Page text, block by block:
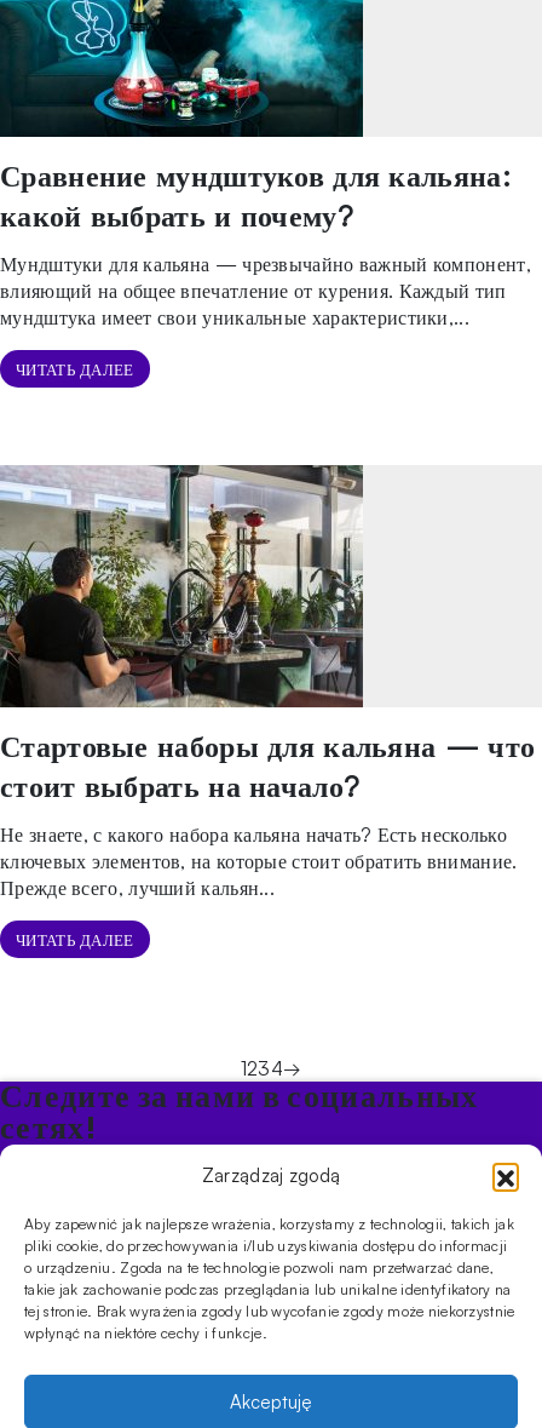
Zarządzaj zgodą
Aby zapewnić jak najlepsze wrażenia, korzystamy z technologii, takich jak
pliki cookie, do przechowywania i/lub uzyskiwania dostępu do informacji
o urządzeniu. Zgoda na te technologie pozwoli nam przetwarzać dane,
takie jak zachowanie podczas przeglądania lub unikalne identyfikatory na
tej stronie. Brak wyrażenia zgody lub wycofanie zgody może niekorzystnie
wpłynąć na niektóre cechy i funkcje.
Akceptuję
Сравнение мундштуков для кальяна:
какой выбрать и почему?
Мундштуки для кальяна — чрезвычайно важный компонент,
влияющий на общее впечатление от курения. Каждый тип
мундштука имеет свои уникальные характеристики,...
ЧИТАТЬ ДАЛЕЕ
Стартовые наборы для кальяна — что
стоит выбрать на начало?
Не знаете, с какого набора кальяна начать? Есть несколько
ключевых элементов, на которые стоит обратить внимание.
Прежде всего, лучший кальян...
ЧИТАТЬ ДАЛЕЕ
1234→
Следите за нами в социальных
сетях!
Будьте в курсе акций и новостей в Кальяне
ПРОДУКТЫ
КальяныЧашиУгли и розжигПродукты безникотиновые
ИНФОРМАЦИЯ
АКЦИИFAQФирмыПравила работы магазина
УСЛУГИ
Оптовое предложение Магазин Обучения